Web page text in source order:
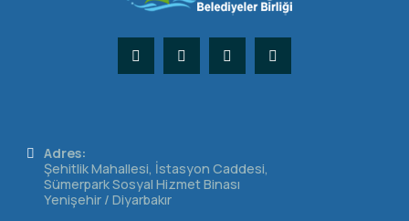
Adres:
Şehitlik Mahallesi, İstasyon Caddesi,
Sümerpark Sosyal Hizmet Binası
Yenişehir / Diyarbakır